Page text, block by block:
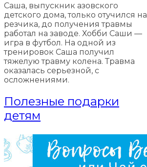
Саша, выпускник азовского
детского дома, только отучился на
резчика, до получения травмы
работал на заводе. Хобби Саши —
игра в футбол. На одной из
тренировок Саша получил
тяжелую травму колена. Травма
оказалась серьезной, с
осложнениями.
Полезные подарки
детям